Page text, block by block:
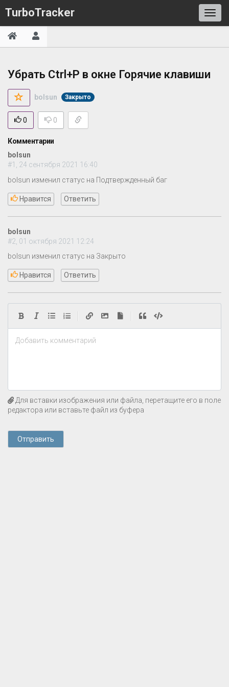
TurboTracker
Убрать Ctrl+P в окне Горячие клавиши
bolsun Закрыто
0 0
Комментарии
bolsun
#1, 24 сентября 2021 16:40
bolsun изменил статус на Подтвержденный баг
Нравится Ответить
bolsun
#2, 01 октября 2021 12:24
bolsun изменил статус на Закрыто
Нравится Ответить
Добавить комментарий
Для вставки изображения или файла, перетащите его в поле
редактора или вставьте файл из буфера